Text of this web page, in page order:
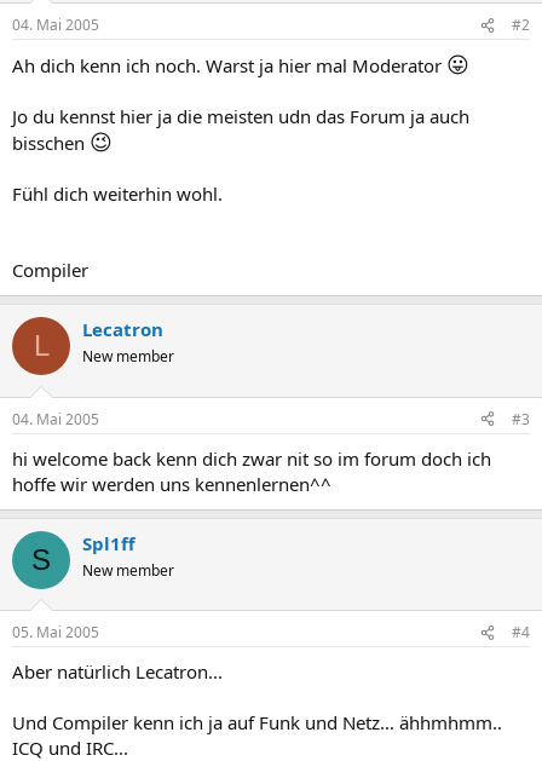
04. Mai 2005 #2
Ah dich kenn ich noch. Warst ja hier mal Moderator 😛
Jo du kennst hier ja die meisten udn das Forum ja auch
bisschen 😉
Fühl dich weiterhin wohl.
Compiler
L Lecatron
New member
04. Mai 2005 #3
hi welcome back kenn dich zwar nit so im forum doch ich
hoffe wir werden uns kennenlernen^^
S Spl1ff
New member
05. Mai 2005 #4
Aber natürlich Lecatron...
Und Compiler kenn ich ja auf Funk und Netz... ähhmhmm..
ICQ und IRC...